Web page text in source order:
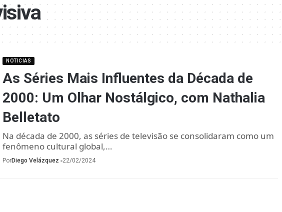
NOTICIAS
As Séries Mais Influentes da Década de
2000: Um Olhar Nostálgico, com Nathalia
Belletato
Na década de 2000, as séries de televisão se consolidaram como um
fenômeno cultural global,…
PorDiego Velázquez 22/02/2024